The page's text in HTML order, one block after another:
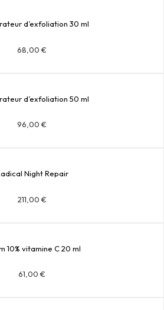
d’exfoliation 30 ml
68,00 €
d’exfoliation 50 ml
96,00 €
Night Repair
211,00 €
10% vitamine C 20 ml
61,00 €